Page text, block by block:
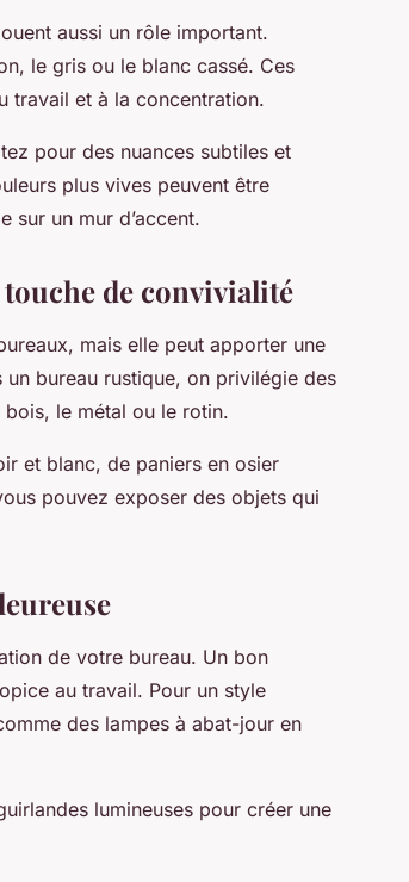
aussi un rôle important.
le gris ou le blanc cassé. Ces
travail et à la concentration.
pour des nuances subtiles et
plus vives peuvent être
sur un mur d’accent.
de convivialité
mais elle peut apporter une
bureau rustique, on privilégie des
le métal ou le rotin.
et blanc, de paniers en osier
pouvez exposer des objets qui
de votre bureau. Un bon
au travail. Pour un style
des lampes à abat-jour en
lumineuses pour créer une